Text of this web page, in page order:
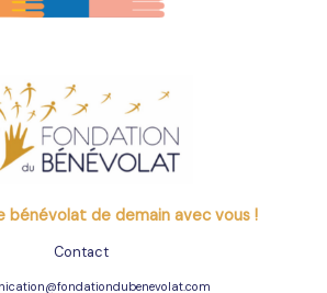
bénévolat de demain avec vous !
Contact